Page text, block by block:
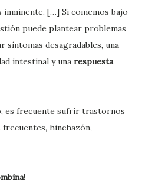
[…] Si comemos bajo
puede plantear problemas
síntomas desagradables, una
intestinal y una respuesta
es frecuente sufrir trastornos
hinchazón,